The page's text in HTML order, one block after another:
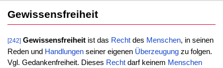
Gewissensfreiheit
[242] Gewissensfreiheitist das Rechtdes Menschen, in seinen
Reden und Handlungenseiner eigenen Überzeugungzu folgen.
Vgl. Gedankenfreiheit. Dieses Rechtdarf keinem Menschen